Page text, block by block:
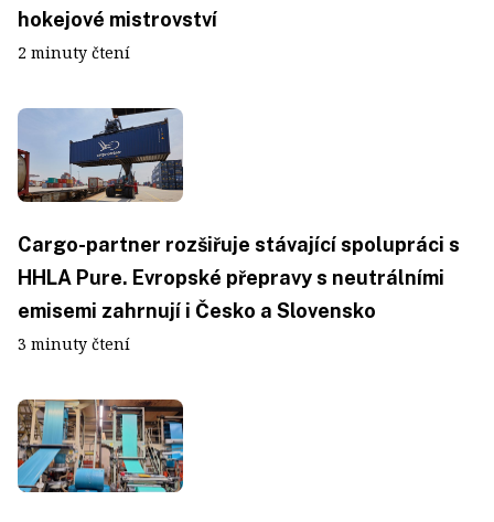
hokejové mistrovství
2 minuty čtení
Cargo-partner rozšiřuje stávající spolupráci s
HHLA Pure. Evropské přepravy s neutrálními
emisemi zahrnují i Česko a Slovensko
3 minuty čtení